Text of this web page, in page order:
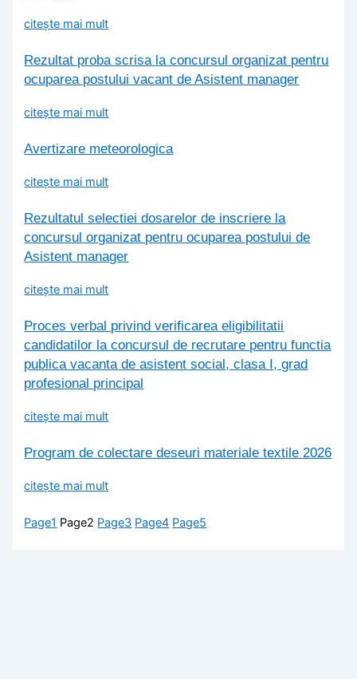
citește mai mult
Rezultat proba scrisa la concursul organizat pentru
ocuparea postului vacant de Asistent manager
citește mai mult
Avertizare meteorologica
citește mai mult
Rezultatul selectiei dosarelor de inscriere la
concursul organizat pentru ocuparea postului de
Asistent manager
citește mai mult
Proces verbal privind verificarea eligibilitatii
candidatilor la concursul de recrutare pentru functia
publica vacanta de asistent social, clasa I, grad
profesional principal
citește mai mult
Program de colectare deseuri materiale textile 2026
citește mai mult
Page1 Page2 Page3 Page4 Page5